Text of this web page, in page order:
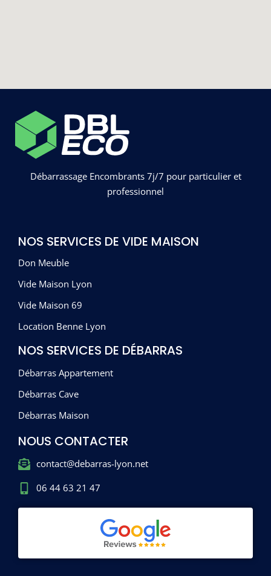
Débarrassage Encombrants 7j/7 pour particulier et
professionnel
NOS SERVICES DE VIDE MAISON
Don Meuble
Vide Maison Lyon
Vide Maison 69
Location Benne Lyon
NOS SERVICES DE DÉBARRAS
Débarras Appartement
Débarras Cave
Débarras Maison
NOUS CONTACTER
contact@debarras-lyon.net
06 44 63 21 47